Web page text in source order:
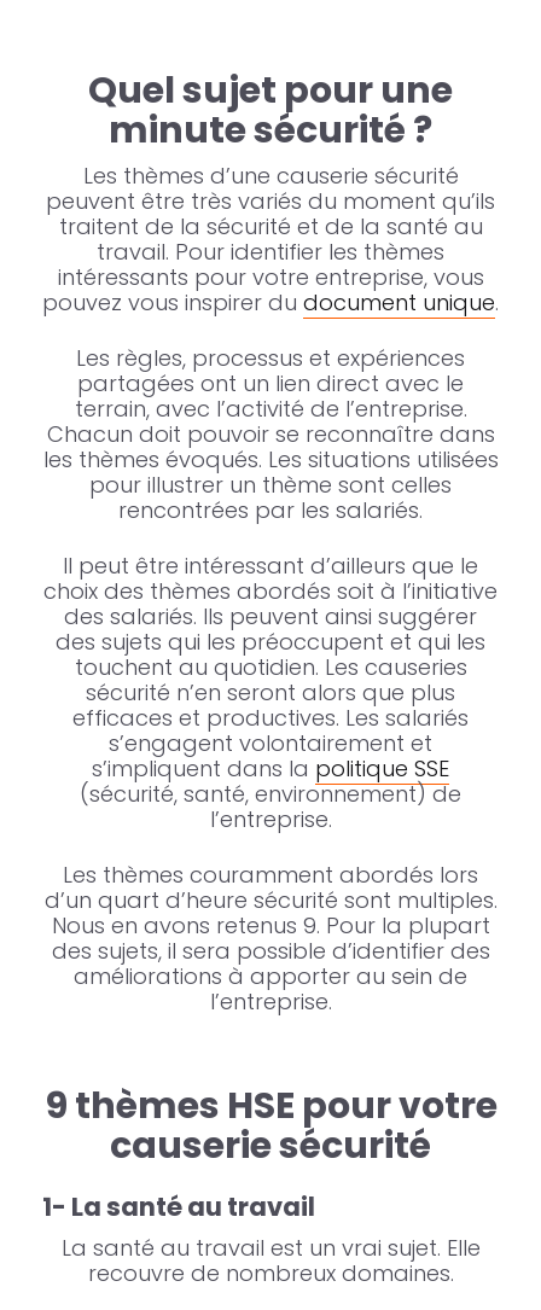
Quel sujet pour une
minute sécurité ?
Les thèmes d’une causerie sécurité
peuvent être très variés du moment qu’ils
traitent de la sécurité et de la santé au
travail. Pour identifier les thèmes
intéressants pour votre entreprise, vous
pouvez vous inspirer du document unique.
Les règles, processus et expériences
partagées ont un lien direct avec le
terrain, avec l’activité de l’entreprise.
Chacun doit pouvoir se reconnaître dans
les thèmes évoqués. Les situations utilisées
pour illustrer un thème sont celles
rencontrées par les salariés.
Il peut être intéressant d’ailleurs que le
choix des thèmes abordés soit à l’initiative
des salariés. Ils peuvent ainsi suggérer
des sujets qui les préoccupent et qui les
touchent au quotidien. Les causeries
sécurité n’en seront alors que plus
efficaces et productives. Les salariés
s’engagent volontairement et
s’impliquent dans la politique SSE
(sécurité, santé, environnement) de
l’entreprise.
Les thèmes couramment abordés lors
d’un quart d’heure sécurité sont multiples.
Nous en avons retenus 9. Pour la plupart
des sujets, il sera possible d’identifier des
améliorations à apporter au sein de
l’entreprise.
9 thèmes HSE pour votre
causerie sécurité
1- La santé au travail
La santé au travail est un vrai sujet. Elle
recouvre de nombreux domaines.